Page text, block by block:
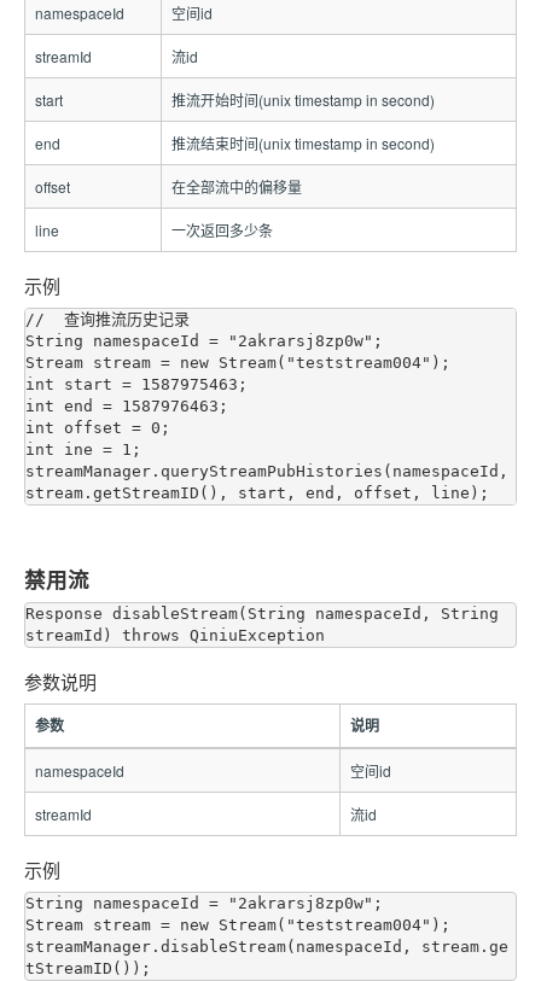
namespaceId 空间id
streamId 流id
start 推流开始时间(unix timestamp in second)
end 推流结束时间(unix timestamp in second)
offset 在全部流中的偏移量
line 一次返回多少条
示例
//  查询推流历史记录
String namespaceId = "2akrarsj8zp0w";
Stream stream = new Stream("teststream004");
int start = 1587975463;
int end = 1587976463;
int offset = 0;
int ine = 1;
streamManager.queryStreamPubHistories(namespaceId,
禁用流
Response disableStream(String namespaceId, String
参数说明
参数 说明
namespaceId 空间id
streamId 流id
示例
String namespaceId = "2akrarsj8zp0w";
Stream stream = new Stream("teststream004");
streamManager.disableStream(namespaceId, stream.ge